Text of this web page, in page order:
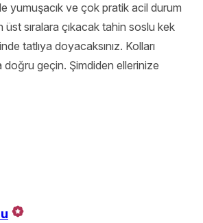
yumuşacık ve çok pratik acil durum
sıralara çıkacak tahin soslu kek
tatlıya doyacaksınız. Kolları
doğru geçin. Şimdiden ellerinize